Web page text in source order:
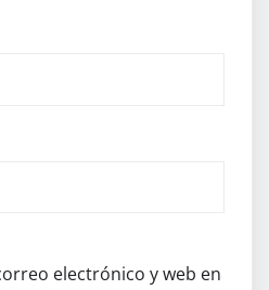
electrónico y web en